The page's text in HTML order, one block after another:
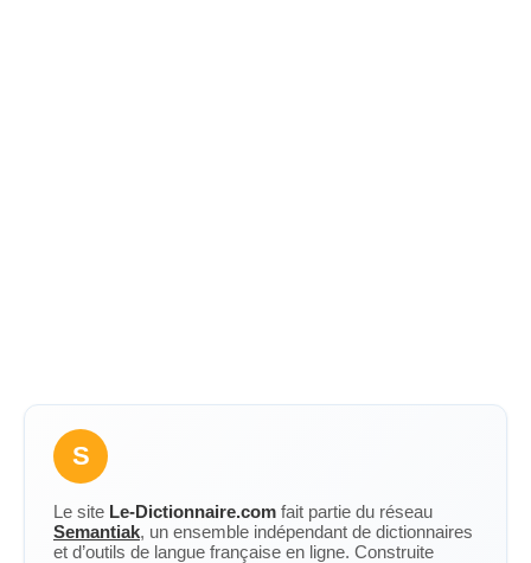
S
Le site Le-Dictionnaire.com fait partie du réseau
Semantiak, un ensemble indépendant de dictionnaires
et d’outils de langue française en ligne. Construite